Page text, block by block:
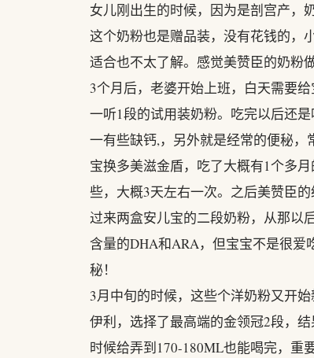
女儿刚出生的时候，因为是剖宫产，
这个奶粉也是赠品装，没有花钱的，
适合也不太了解。感觉美赞臣的奶粉
3个月后，老婆开始上班，白天需要
一听1段的试用装奶粉。吃完以后还
一有些缺钙,，另外就是经常的便秘
宝换多美滋金盾，吃了大概有1个多
些，大概3天左右一次。之后美赞臣
过来两盒安儿宝的二段奶粉，从那以
含量的DHA和ARA，但宝宝不是很
秘！
3月中旬的时候，这些个洋奶粉又开
伊利，选择了最高端的金领冠2段，
时候给弄到170-180ML也能喝完，重